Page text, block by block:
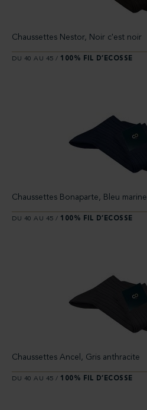
Chaussettes Nestor, Noir c'est noir
DU 40 AU 45 / 100% FIL D’ECOSSE
Chaussettes Bonaparte, Bleu marine
DU 40 AU 45 / 100% FIL D’ECOSSE
Chaussettes Ancel, Gris anthracite
DU 40 AU 45 / 100% FIL D’ECOSSE